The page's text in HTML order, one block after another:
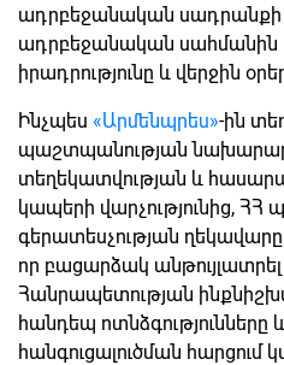
ադրբեջանական սադրանքի
ադրբեջանական սահմանին
իրադրությունը և վերջին
Ինչպես «Արմենպրես»-ին
պաշտպանության
տեղեկատվության և
կապերի վարչությունից,
գերատեսչության
որ բացարձակ
Հանրապետության
հանդեպ ոտնձգությունները
հանգուցալուծման հարցում